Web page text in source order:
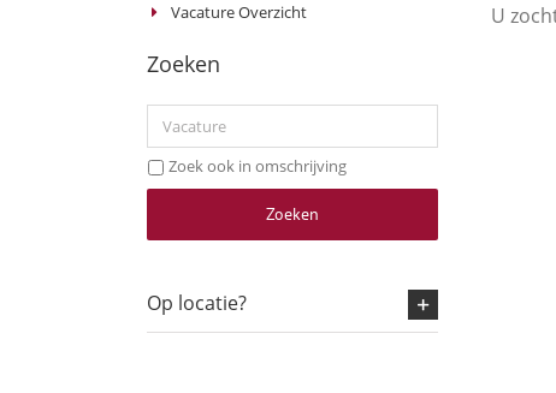
Vacature Overzicht
Zoeken
Zoek ook in omschrijving
Zoeken
Op locatie?
U